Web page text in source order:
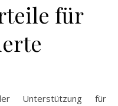
für
Unterstützung für